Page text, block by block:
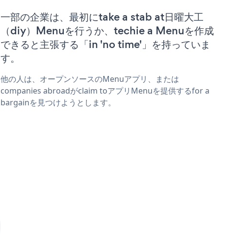
一部の企業は、最初にtake a stab at日曜大工
（diy）Menuを行うか、techie a Menuを作成
できると主張する「in 'no time'」を持っていま
す。
他の人は、オープンソースのMenuアプリ、または
companies abroadがclaim toアプリMenuを提供するfor a
bargainを見つけようとします。